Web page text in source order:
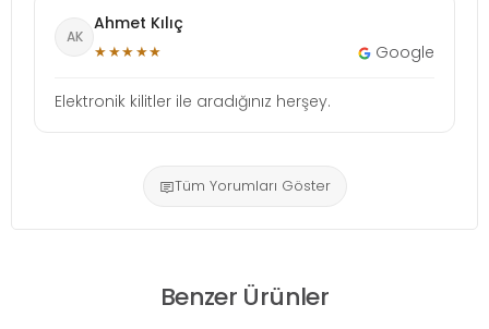
AK
Ahmet Kılıç
★★★★★ Google
Elektronik kilitler ile aradığınız herşey.
Tüm Yorumları Göster
Benzer Ürünler